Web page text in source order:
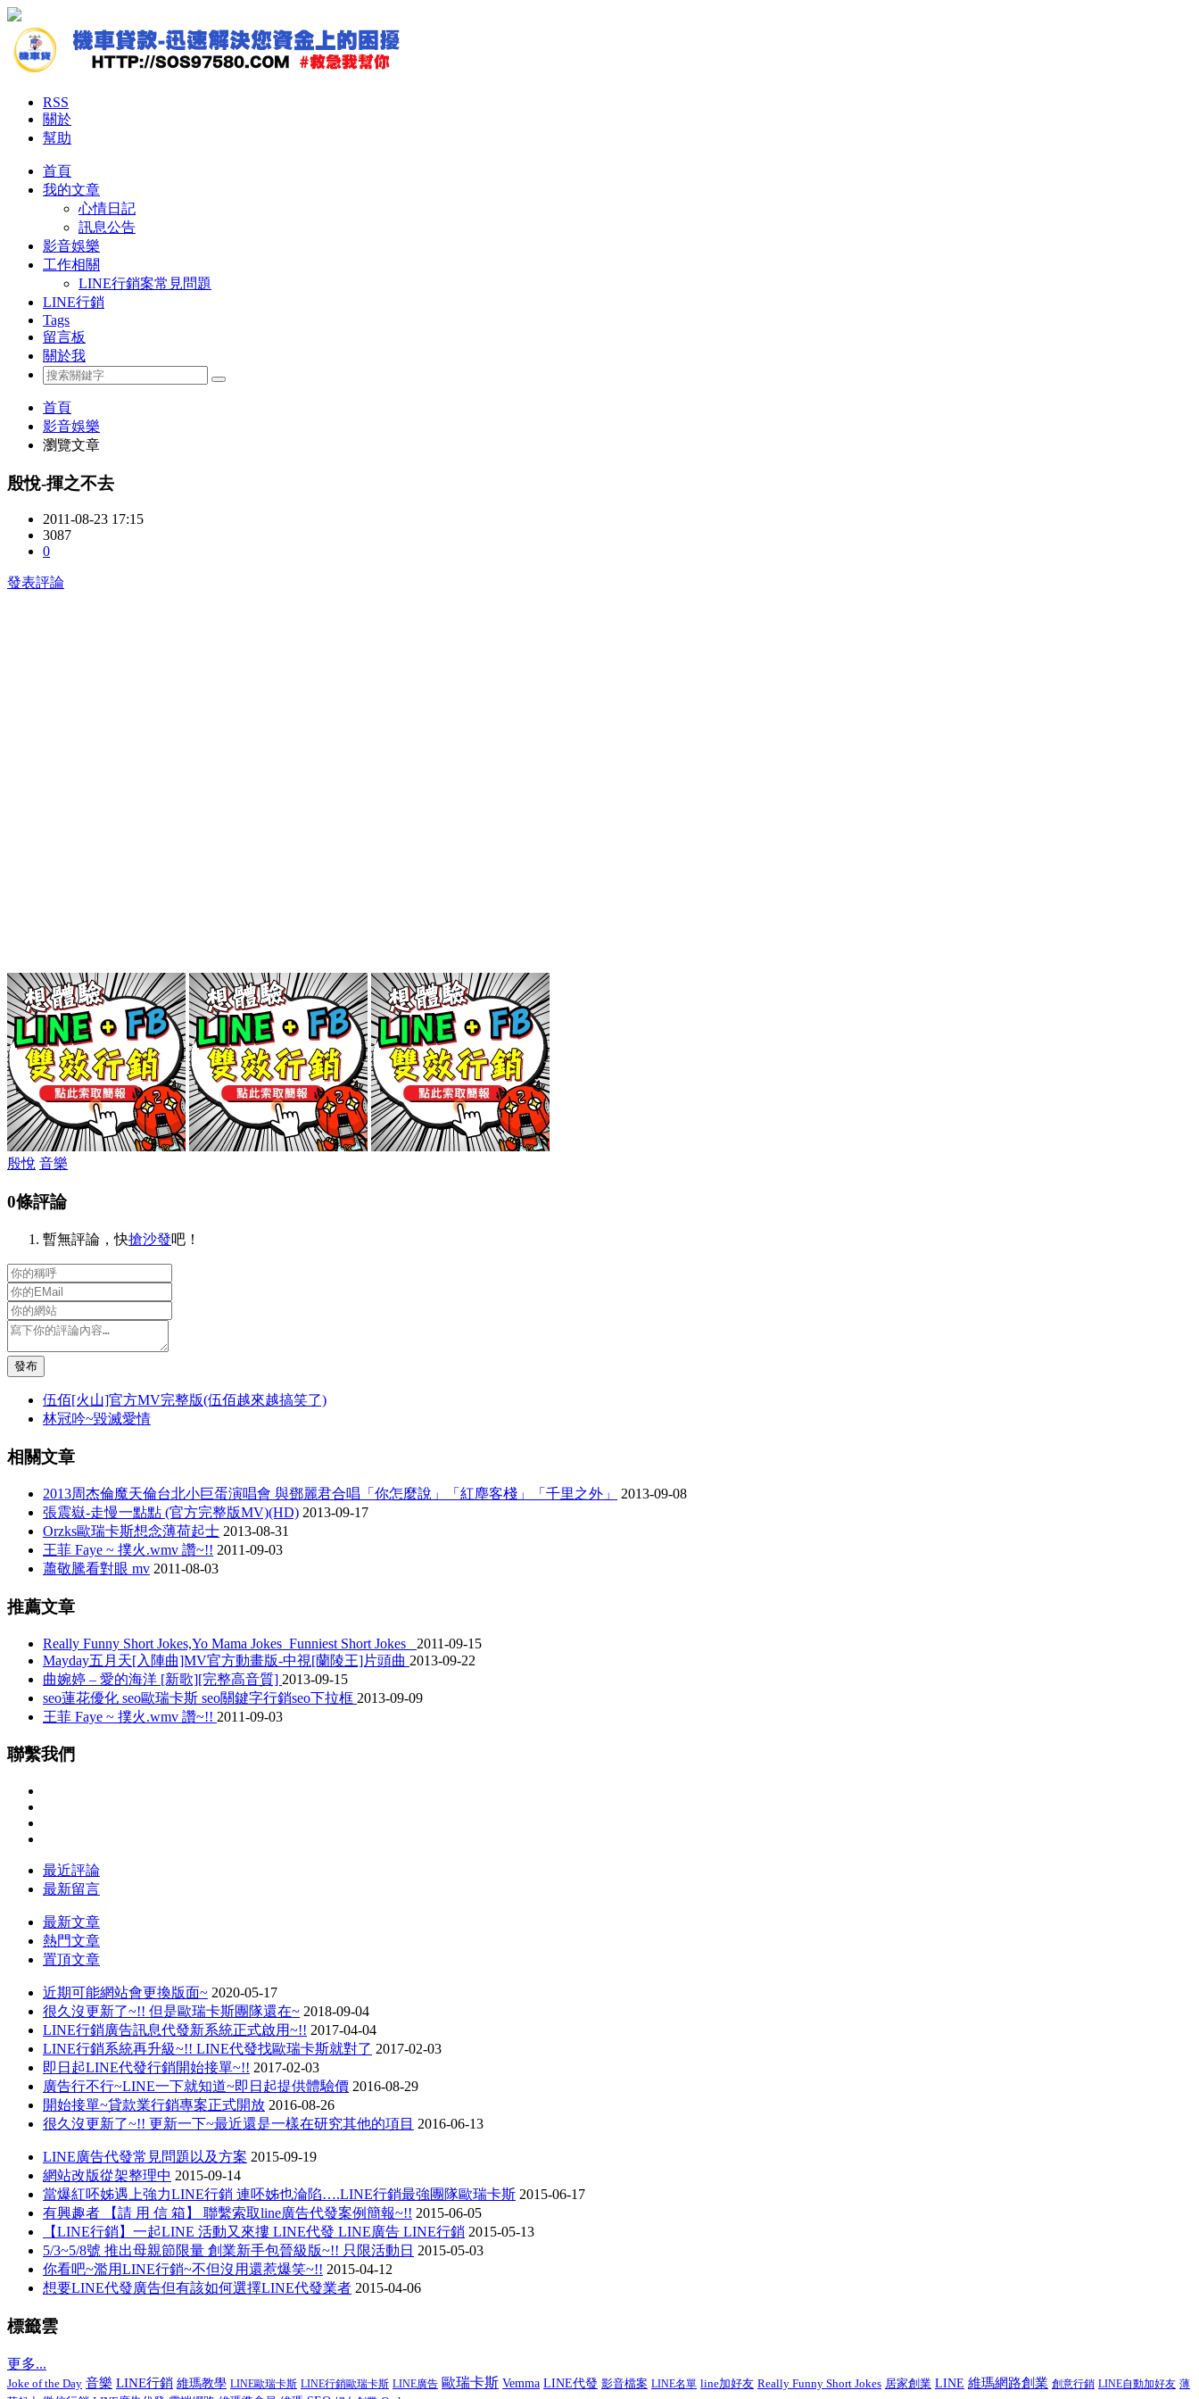
RSS
關於
幫助
首頁
我的文章
心情日記
訊息公告
影音娛樂
工作相關
LINE行銷案常見問題
LINE行銷
Tags
留言板
關於我
首頁
影音娛樂
瀏覽文章
殷悅-揮之不去
2011-08-23 17:15
3087
0
發表評論
殷悅 音樂
0條評論
暫無評論，快搶沙發吧！
發布
伍佰[火山]官方MV完整版(伍佰越來越搞笑了)
林冠吟~毀滅愛情
相關文章
2013周杰倫魔天倫台北小巨蛋演唱會 與鄧麗君合唱「你怎麼說」「紅塵客棧」「千里之外」
2013-09-08
張震嶽-走慢一點點 (官方完整版MV)(HD) 2013-09-17
Orzks歐瑞卡斯想念薄荷起士 2013-08-31
王菲 Faye ~ 撲火.wmv 讚~!! 2011-09-03
蕭敬騰看對眼 mv 2011-08-03
推薦文章
Really Funny Short Jokes,Yo Mama Jokes_Funniest Short Jokes_ 2011-09-15
Mayday五月天[入陣曲]MV官方動畫版-中視[蘭陵王]片頭曲 2013-09-22
曲婉婷 – 愛的海洋 [新歌][完整高音質] 2013-09-15
seo蓮花優化 seo歐瑞卡斯 seo關鍵字行銷seo下拉框 2013-09-09
王菲 Faye ~ 撲火.wmv 讚~!! 2011-09-03
聯繫我們
最近評論
最新留言
最新文章
熱門文章
置頂文章
近期可能網站會更換版面~ 2020-05-17
很久沒更新了~!! 但是歐瑞卡斯團隊還在~ 2018-09-04
LINE行銷廣告訊息代發新系統正式啟用~!! 2017-04-04
LINE行銷系統再升級~!! LINE代發找歐瑞卡斯就對了 2017-02-03
即日起LINE代發行銷開始接單~!! 2017-02-03
廣告行不行~LINE一下就知道~即日起提供體驗價 2016-08-29
開始接單~貸款業行銷專案正式開放 2016-08-26
很久沒更新了~!! 更新一下~最近還是一樣在研究其他的項目 2016-06-13
LINE廣告代發常見問題以及方案 2015-09-19
網站改版從架整理中 2015-09-14
當爆紅呸姊遇上強力LINE行銷 連呸姊也淪陷….LINE行銷最強團隊歐瑞卡斯 2015-06-17
有興趣者 【請 用 信 箱】 聯繫索取line廣告代發案例簡報~!! 2015-06-05
【LINE行銷】一起LINE 活動又來摟 LINE代發 LINE廣告 LINE行銷 2015-05-13
5/3~5/8號 推出母親節限量 創業新手包晉級版~!! 只限活動日 2015-05-03
你看吧~濫用LINE行銷~不但沒用還惹爆笑~!! 2015-04-12
想要LINE代發廣告但有該如何選擇LINE代發業者 2015-04-06
標籤雲
更多...
Joke of the Day 音樂 LINE行銷 維瑪教學 LINE歐瑞卡斯 LINE行銷歐瑞卡斯 LINE廣告 歐瑞卡斯 Vemma LINE代發 影音檔案 LINE名單 line加好友 Really Funny Short Jokes 居家創業 LINE 維瑪網路創業 創意行銷 LINE自動加好友 薄